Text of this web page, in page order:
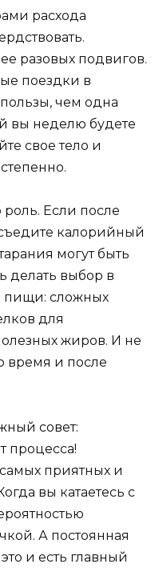
расхода
разовых подвигов.
поездки в
чем одна
вы неделю будете
свое тело и
Если после
калорийный
могут быть
делать выбор в
пищи: сложных
для
жиров. И не
время и после
совет:
процесса!
приятных и
вы катаетесь с
А постоянная
и есть главный